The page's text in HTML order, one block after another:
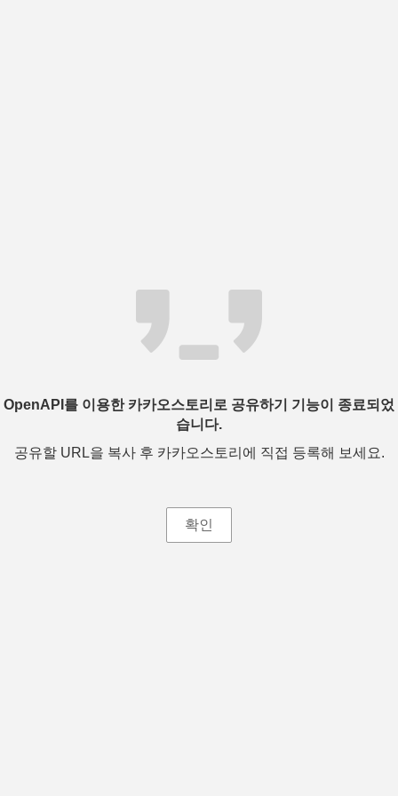
OpenAPI를 이용한 카카오스토리로 공유하기 기능이 종료되었
습니다.
공유할 URL을 복사 후 카카오스토리에 직접 등록해 보세요.
확인